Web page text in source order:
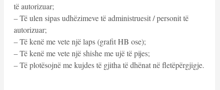
të autorizuar;
– Të ulen sipas udhëzimeve të administruesit / personit të
autorizuar;
– Të kenë me vete një laps (grafit HB ose);
– Të kenë me vete një shishe me ujë të pijes;
– Të plotësojnë me kujdes të gjitha të dhënat në fletëpërgjigje.